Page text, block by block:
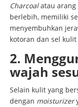
Charcoalatau arang
berlebih, memiliki
menyembuhkan
kotoran dan sel
2.
wajah
Selain kulit yang
dengan moisturizer